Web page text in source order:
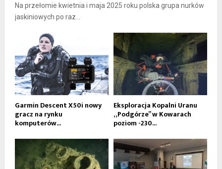
Na przełomie kwietnia i maja 2025 roku polska grupa nurków
jaskiniowych po raz...
Garmin Descent X50i nowy
gracz na rynku
komputerów...
Eksploracja Kopalni Uranu
„Podgórze” w Kowarach
poziom -230...